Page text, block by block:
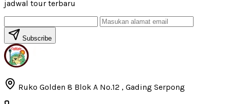
jadwal tour terbaru
Subscribe
Ruko Golden 8 Blok A No.12 , Gading Serpong